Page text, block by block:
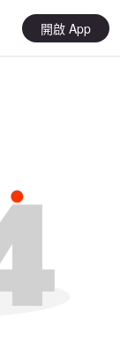
開啟 App